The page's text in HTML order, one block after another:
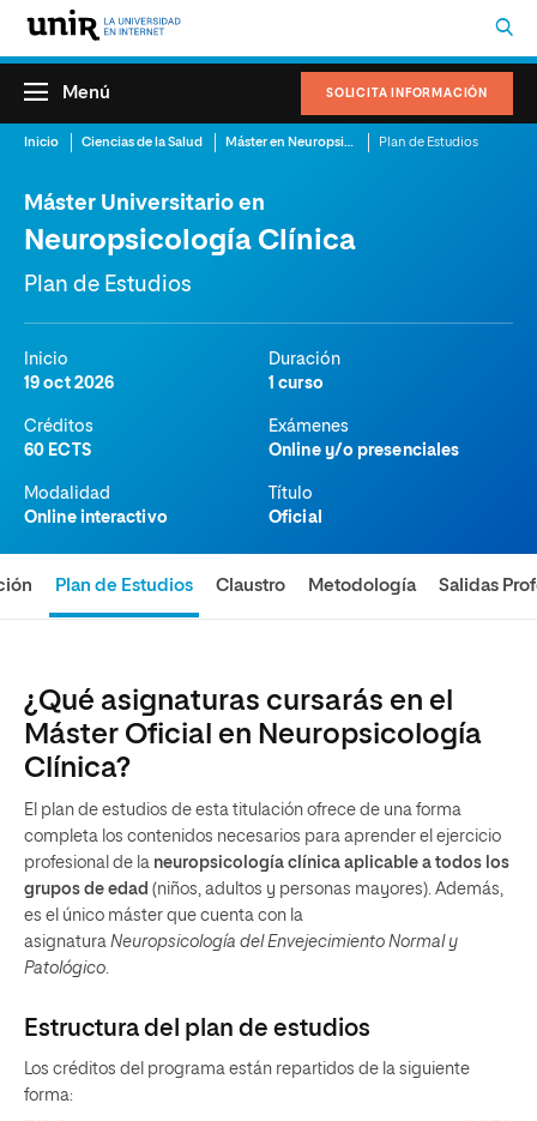
SOLICITA INFORMACIÓN
Menú
Inicio Ciencias de la Salud Máster en Neuropsicología Online Plan de Estudios
Máster Universitario en
Neuropsicología Clínica
Plan de Estudios
Inicio
19 oct 2026
Duración
1 curso
Créditos
60 ECTS
Exámenes
Online y/o presenciales
Modalidad
Online interactivo
Título
Oficial
Plan de Estudios Claustro Metodología Salidas
¿Qué asignaturas cursarás en el
Máster Oficial en Neuropsicología
Clínica?
El plan de estudios de esta titulación ofrece de una forma
completa los contenidos necesarios para aprender el ejercicio
profesional de la neuropsicología clínica aplicable a todos los
grupos de edad (niños, adultos y personas mayores). Además,
es el único máster que cuenta con la
asignatura Neuropsicología del Envejecimiento Normal y
Patológico.
Estructura del plan de estudios
Los créditos del programa están repartidos de la siguiente
forma: